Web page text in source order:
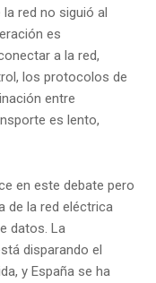
red no siguió al
es
a la red,
los protocolos de
entre
es lento,
en este debate pero
de la red eléctrica
datos. La
disparando el
y España se ha